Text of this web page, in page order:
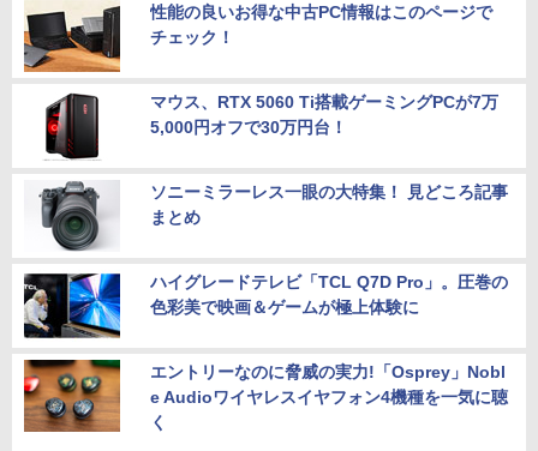
性能の良いお得な中古PC情報はこのページで
チェック！
マウス、RTX 5060 Ti搭載ゲーミングPCが7万
5,000円オフで30万円台！
ソニーミラーレス一眼の大特集！ 見どころ記事
まとめ
ハイグレードテレビ「TCL Q7D Pro」。圧巻の
色彩美で映画＆ゲームが極上体験に
エントリーなのに脅威の実力!「Osprey」Nobl
e Audioワイヤレスイヤフォン4機種を一気に聴
く